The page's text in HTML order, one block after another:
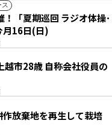
ス
「夏期巡回 ラジオ体操･
月16日(日)
越市28歳 自称会社役員の
放棄地を再生して栽培